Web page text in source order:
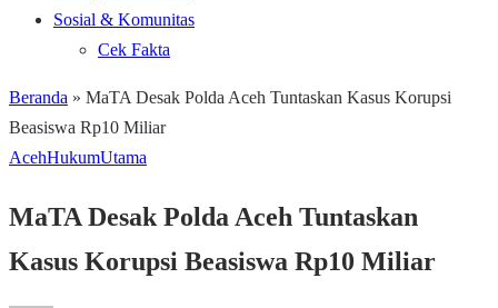
Sosial & Komunitas
Cek Fakta
Beranda » MaTA Desak Polda Aceh Tuntaskan Kasus Korupsi
Beasiswa Rp10 Miliar
AcehHukumUtama
MaTA Desak Polda Aceh Tuntaskan
Kasus Korupsi Beasiswa Rp10 Miliar